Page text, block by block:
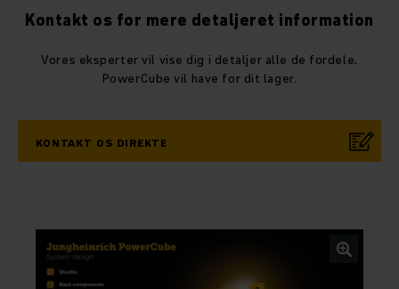
Kontakt os for mere detaljeret information
Vores eksperter vil vise dig i detaljer alle de fordele,
PowerCube vil have for dit lager.
KONTAKT OS DIREKTE